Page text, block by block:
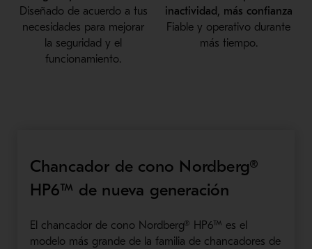
Diseñado de acuerdo a tus
necesidades para mejorar
la seguridad y el
funcionamiento.
inactividad, más confianza
Fiable y operativo durante
más tiempo.
Chancador de cono Nordberg®
HP6™ de nueva generación
El chancador de cono Nordberg® HP6™ es el
modelo más grande de la familia de chancadores de